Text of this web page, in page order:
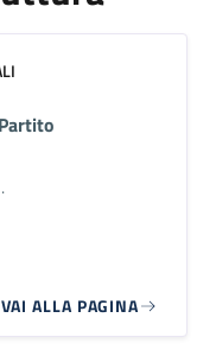
VAI ALLA PAGINA